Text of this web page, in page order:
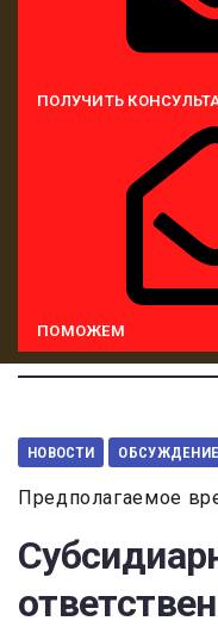
ПОЛУЧИТЬ
ПОМОЖЕМ
НОВОСТИ ОБСУЖДЕНИЕ
Предполагаемое